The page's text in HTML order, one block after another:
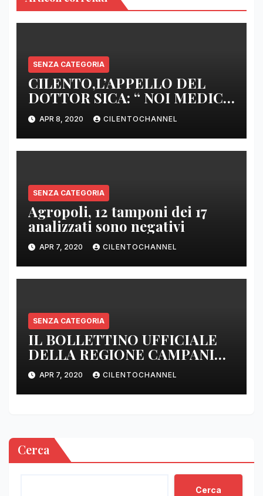
SENZA CATEGORIA
CILENTO,L’APPELLO DEL
DOTTOR SICA: “ NOI MEDICI
DI BASE SIAMO SENZA ARMI
E SENZA PRESIDI”
APR 8, 2020 CILENTOCHANNEL
SENZA CATEGORIA
Agropoli, 12 tamponi dei 17
analizzati sono negativi
APR 7, 2020 CILENTOCHANNEL
SENZA CATEGORIA
IL BOLLETTINO UFFICIALE
DELLA REGIONE CAMPANIA
DELLE ORE 22.00
APR 7, 2020 CILENTOCHANNEL
Cerca
Cerca